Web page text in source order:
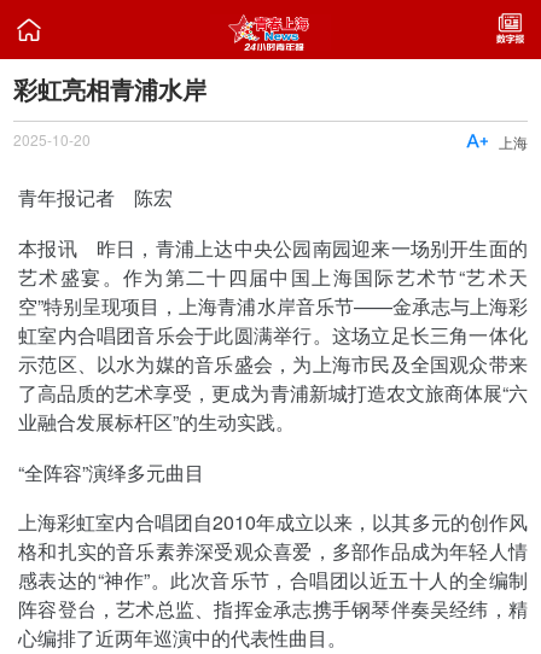

彩虹亮相青浦水岸
2025-10-20 上海

青年报记者 陈宏
本报讯 昨日，青浦上达中央公园南园迎来一场别开生面的
艺术盛宴。作为第二十四届中国上海国际艺术节“艺术天
空”特别呈现项目，上海青浦水岸音乐节——金承志与上海彩
虹室内合唱团音乐会于此圆满举行。这场立足长三角一体化
示范区、以水为媒的音乐盛会，为上海市民及全国观众带来
了高品质的艺术享受，更成为青浦新城打造农文旅商体展“六
业融合发展标杆区”的生动实践。
“全阵容”演绎多元曲目
上海彩虹室内合唱团自2010年成立以来，以其多元的创作风
格和扎实的音乐素养深受观众喜爱，多部作品成为年轻人情
感表达的“神作”。此次音乐节，合唱团以近五十人的全编制
阵容登台，艺术总监、指挥金承志携手钢琴伴奏吴经纬，精
心编排了近两年巡演中的代表性曲目。